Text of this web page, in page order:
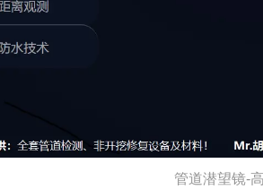
管道潜望镜-